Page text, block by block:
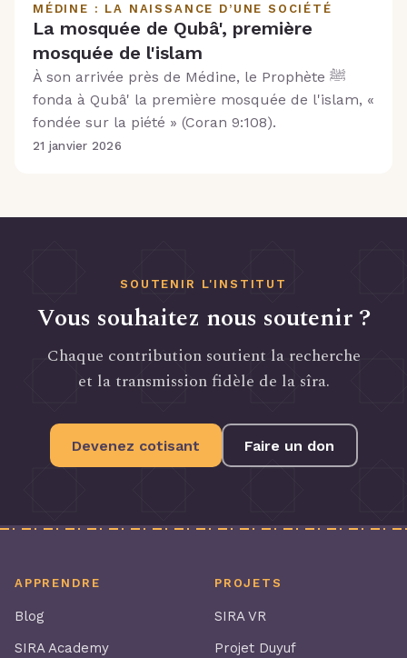
MÉDINE : LA NAISSANCE D’UNE SOCIÉTÉ
La mosquée de Qubâ', première
mosquée de l'islam
À son arrivée près de Médine, le Prophète ﷺ
fonda à Qubâ' la première mosquée de l'islam, «
fondée sur la piété » (Coran 9:108).
21 janvier 2026
SOUTENIR L'INSTITUT
Vous souhaitez nous soutenir ?
Chaque contribution soutient la recherche
et la transmission fidèle de la sîra.
Devenez cotisant Faire un don
APPRENDRE
Blog
SIRA Academy
PROJETS
SIRA VR
Projet Duyuf